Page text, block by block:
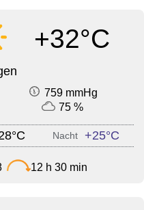
+32°C
759 mmHg
75 %
Nacht +25°C
12 h 30 min